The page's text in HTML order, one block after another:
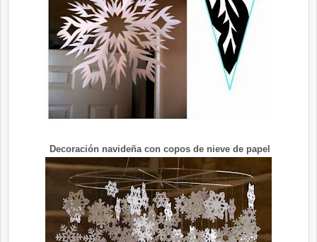
Decoración navideña con copos de nieve de papel